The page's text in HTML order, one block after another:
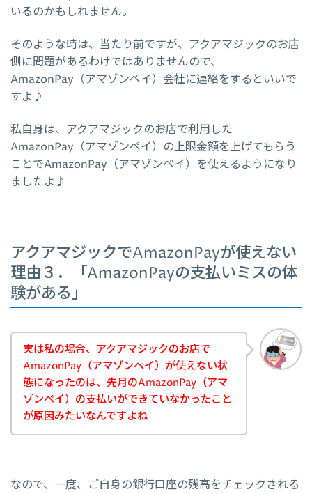
いるのかもしれません。
そのような時は、当たり前ですが、アクアマジックのお店
側に問題があるわけではありませんので、
AmazonPay（アマゾンペイ）会社に連絡をするといいで
すよ♪
私自身は、アクアマジックのお店で利用した
AmazonPay（アマゾンペイ）の上限金額を上げてもらう
ことでAmazonPay（アマゾンペイ）を使えるようになり
ましたよ♪
アクアマジックでAmazonPayが使えない
理由３．「AmazonPayの支払いミスの体
験がある」
実は私の場合、アクアマジックのお店で
AmazonPay（アマゾンペイ）が使えない状
態になったのは、先月のAmazonPay（アマ
ゾンペイ）の支払いができていなかったこと
が原因みたいなんですよね
なので、一度、ご自身の銀行口座の残高をチェックされる